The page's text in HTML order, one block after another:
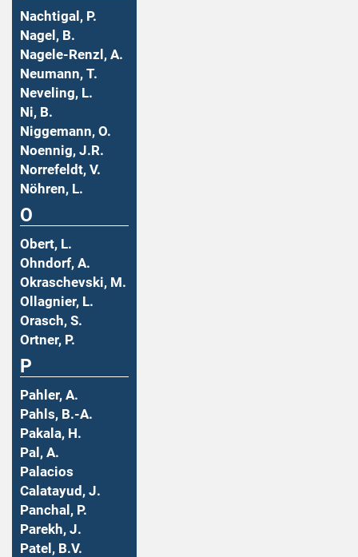
Nachtigal, P.
Nagel, B.
Nagele-Renzl, A.
Neumann, T.
Neveling, L.
Ni, B.
Niggemann, O.
Noennig, J.R.
Norrefeldt, V.
Nöhren, L.
O
Obert, L.
Ohndorf, A.
Okraschevski, M.
Ollagnier, L.
Orasch, S.
Ortner, P.
P
Pahler, A.
Pahls, B.-A.
Pakala, H.
Pal, A.
Palacios
Calatayud, J.
Panchal, P.
Parekh, J.
Patel, B.V.